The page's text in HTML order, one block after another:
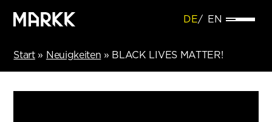
DE EN
Start» Neuigkeiten » BLACK LIVES MATTER!